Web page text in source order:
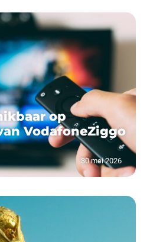
op
VodafoneZiggo
30 mei 2026